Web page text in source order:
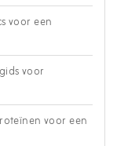
voor een
voor
voor een